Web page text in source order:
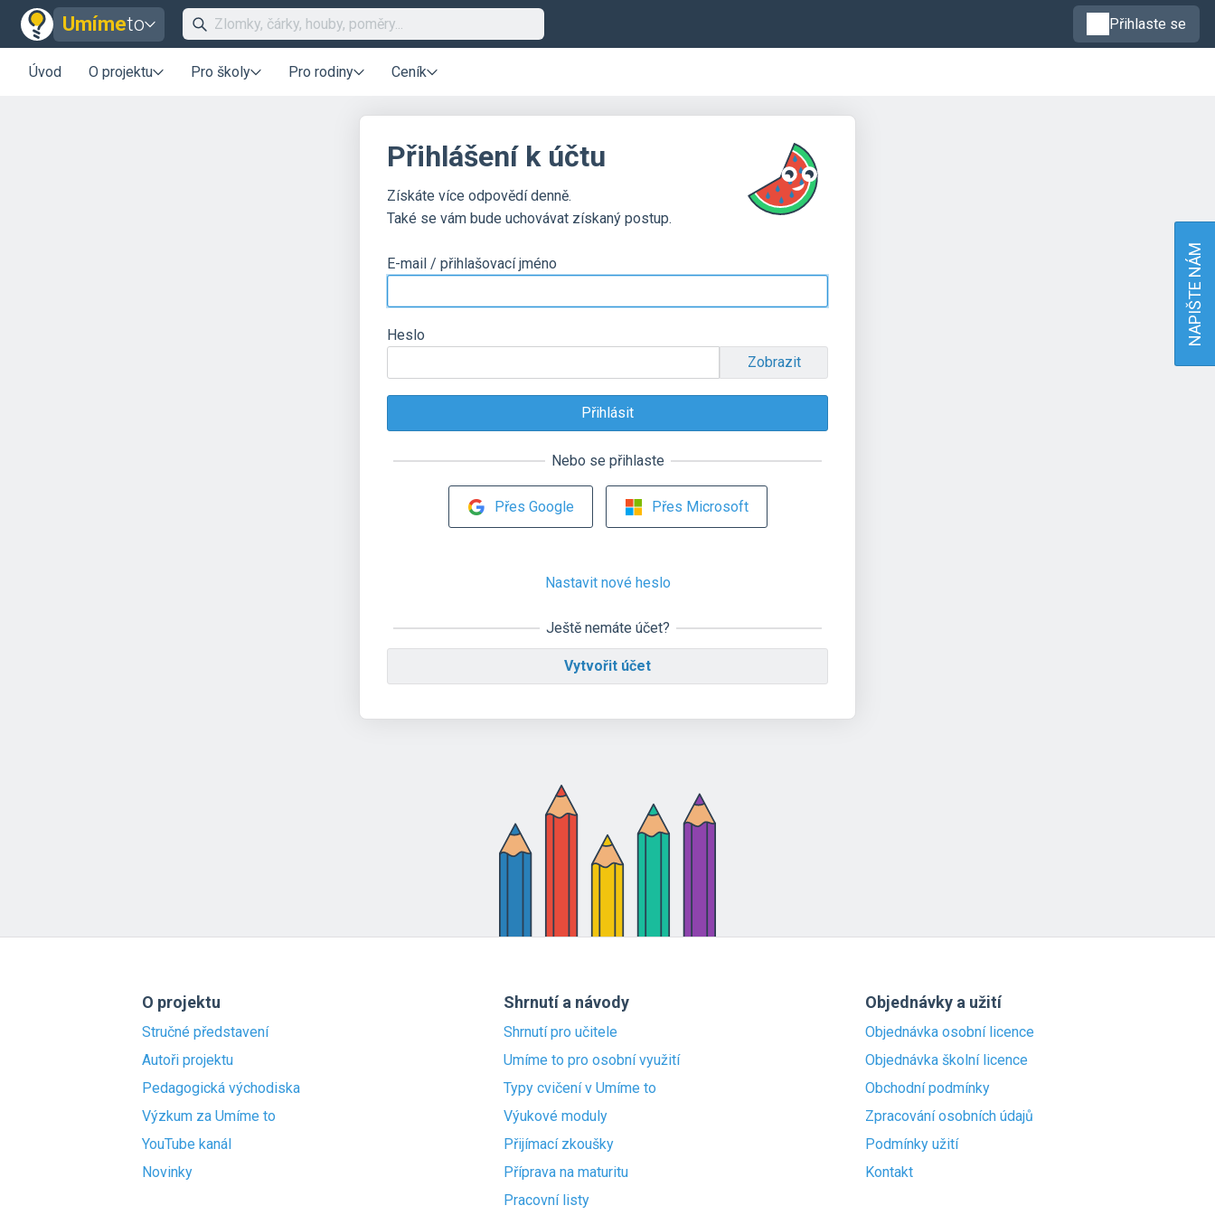
Umímeto Přihlaste se
Úvod O projektu Pro školy Pro rodiny Ceník
Přihlášení k účtu
Získáte více odpovědí denně.
Také se vám bude uchovávat získaný postup.
E-mail / přihlašovací jméno
Heslo
Zobrazit
Nebo se přihlaste
Přes Google Přes Microsoft
Nastavit nové heslo
Ještě nemáte účet?
Vytvořit účet
O projektu
Stručné představení
Autoři projektu
Pedagogická východiska
Výzkum za Umíme to
YouTube kanál
Novinky
Shrnutí a návody
Shrnutí pro učitele
Umíme to pro osobní využití
Typy cvičení v Umíme to
Výukové moduly
Přijímací zkoušky
Příprava na maturitu
Pracovní listy
Objednávky a užití
Objednávka osobní licence
Objednávka školní licence
Obchodní podmínky
Zpracování osobních údajů
Podmínky užití
Kontakt
NAPIŠTE NÁM